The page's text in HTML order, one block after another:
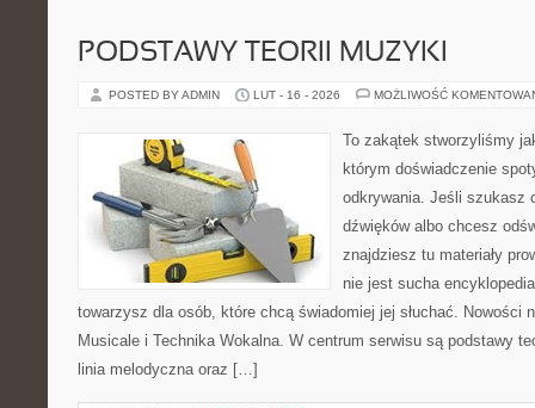
PODSTAWY TEORII MUZYKI
POSTED BY ADMIN LUT - 16 - 2026 MOŻLIWOŚĆ
To zakątek stworzyliśmy
którym doświadczenie
odkrywania. Jeśli szukasz
dźwięków albo chcesz
znajdziesz tu materiały
nie jest sucha
towarzysz dla osób, które chcą świadomiej jej słuchać. Nowości
Musicale i Technika Wokalna. W centrum serwisu są podstawy
linia melodyczna oraz […]